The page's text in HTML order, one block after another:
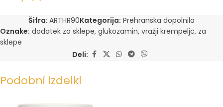
Šifra: ARTHR90Kategorija: Prehranska dopolnila
Oznake: dodatek za sklepe, glukozamin, vražji krempeljc, za
sklepe
Deli:
Podobni izdelki